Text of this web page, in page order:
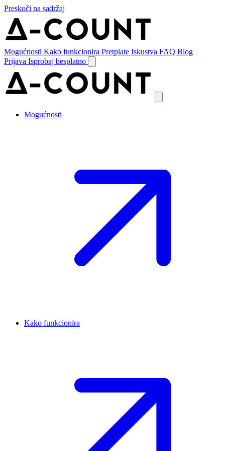
Preskoči na sadržaj
Mogućnosti Kako funkcionira Pretplate Iskustva FAQ Blog
Prijava Isprobaj besplatno
Mogućnosti
Kako funkcionira